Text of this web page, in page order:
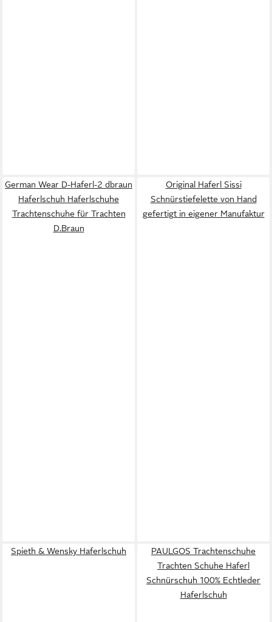
German Wear D-Haferl-2 dbraun
Haferlschuh Haferlschuhe
Trachtenschuhe für Trachten
D.Braun
Original Haferl Sissi
Schnürstiefelette von Hand
gefertigt in eigener Manufaktur
Spieth & Wensky Haferlschuh
PAULGOS Trachtenschuhe
Trachten Schuhe Haferl
Schnürschuh 100% Echtleder
Haferlschuh